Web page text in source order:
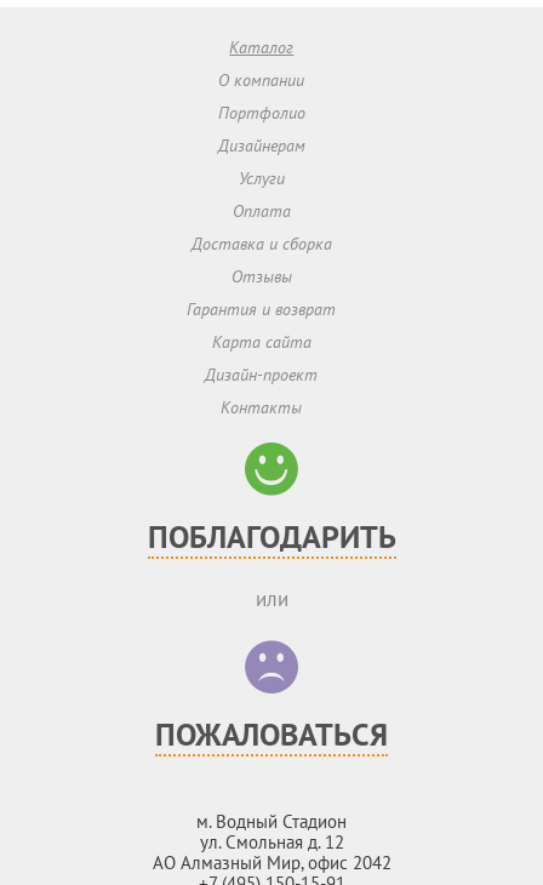
Каталог
О компании
Портфолио
Дизайнерам
Услуги
Оплата
Доставка и сборка
Отзывы
Гарантия и возврат
Карта сайта
Дизайн-проект
Контакты
ПОБЛАГОДАРИТЬ
или
ПОЖАЛОВАТЬСЯ
м. Водный Стадион
ул. Смольная д. 12
АО Алмазный Мир, офис 2042